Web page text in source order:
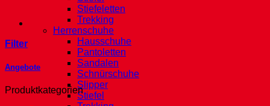
Stiefeletten
Trekking
Herrenschuhe
Hausschuhe
Pantoletten
Sandalen
Schnürschuhe
Slipper
Stiefel
Filter
Angebote
Produktkategorien